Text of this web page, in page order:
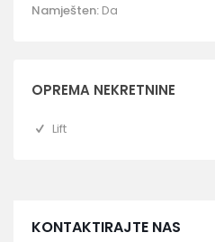
Namješten: Da
OPREMA NEKRETNINE
Lift
KONTAKTIRAJTE NAS